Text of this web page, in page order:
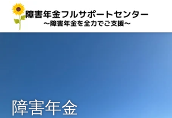
障害年金